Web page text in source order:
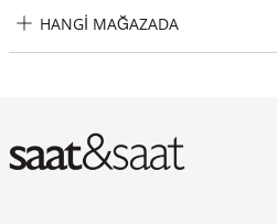
HANGI MAĞAZADA